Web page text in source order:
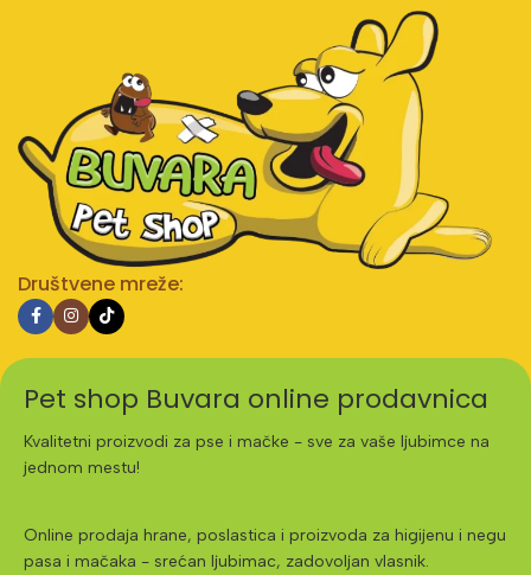
Društvene mreže:
Pet shop Buvara online prodavnica
Kvalitetni proizvodi za pse i mačke - sve za vaše ljubimce na
jednom mestu!
Online prodaja hrane, poslastica i proizvoda za higijenu i negu
pasa i mačaka - srećan ljubimac, zadovoljan vlasnik.